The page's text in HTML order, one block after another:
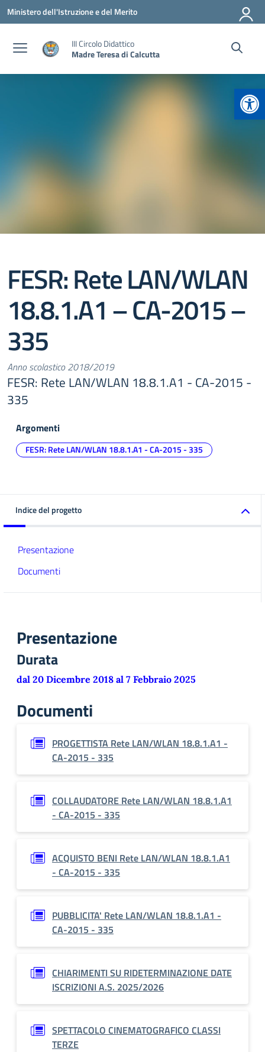
Vai ai contenuti
Vai al menu di navigazione
Vai al footer
Ministero dell'Istruzione e del Merito
III Circolo Didattico
Madre Teresa di Calcutta
FESR: Rete LAN/WLAN
18.8.1.A1 – CA-2015 –
335
Anno scolastico 2018/2019
FESR: Rete LAN/WLAN 18.8.1.A1 - CA-2015 -
335
Argomenti
FESR: Rete LAN/WLAN 18.8.1.A1 - CA-2015 - 335
Indice del progetto
Presentazione
Documenti
Presentazione
Durata
dal 20 Dicembre 2018 al 7 Febbraio 2025
Documenti
PROGETTISTA Rete LAN/WLAN 18.8.1.A1 -
CA-2015 - 335
COLLAUDATORE Rete LAN/WLAN 18.8.1.A1
- CA-2015 - 335
ACQUISTO BENI Rete LAN/WLAN 18.8.1.A1
- CA-2015 - 335
PUBBLICITA' Rete LAN/WLAN 18.8.1.A1 -
CA-2015 - 335
CHIARIMENTI SU RIDETERMINAZIONE DATE
ISCRIZIONI A.S. 2025/2026
SPETTACOLO CINEMATOGRAFICO CLASSI
TERZE